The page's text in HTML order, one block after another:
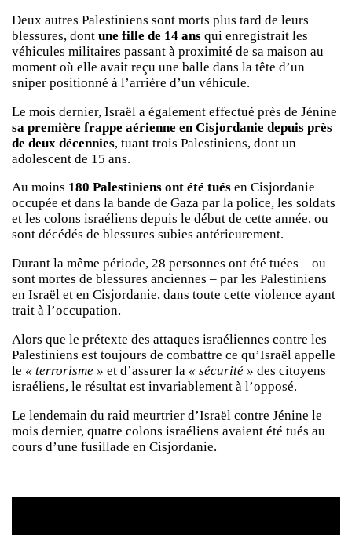
Deux autres Palestiniens sont morts plus tard de leurs
blessures, dont une fille de 14 ans qui enregistrait les
véhicules militaires passant à proximité de sa maison au
moment où elle avait reçu une balle dans la tête d’un
sniper positionné à l’arrière d’un véhicule.
Le mois dernier, Israël a également effectué près de Jénine
sa première frappe aérienne en Cisjordanie depuis près
de deux décennies, tuant trois Palestiniens, dont un
adolescent de 15 ans.
Au moins 180 Palestiniens ont été tués en Cisjordanie
occupée et dans la bande de Gaza par la police, les soldats
et les colons israéliens depuis le début de cette année, ou
sont décédés de blessures subies antérieurement.
Durant la même période, 28 personnes ont été tuées – ou
sont mortes de blessures anciennes – par les Palestiniens
en Israël et en Cisjordanie, dans toute cette violence ayant
trait à l’occupation.
Alors que le prétexte des attaques israéliennes contre les
Palestiniens est toujours de combattre ce qu’Israël appelle
le « terrorisme » et d’assurer la « sécurité » des citoyens
israéliens, le résultat est invariablement à l’opposé.
Le lendemain du raid meurtrier d’Israël contre Jénine le
mois dernier, quatre colons israéliens avaient été tués au
cours d’une fusillade en Cisjordanie.